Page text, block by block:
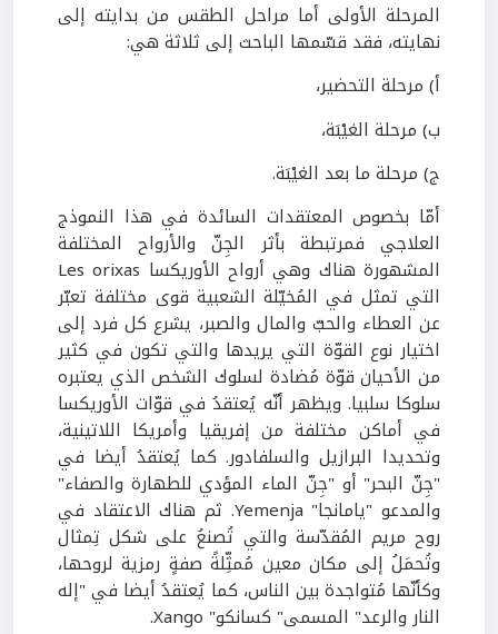
المرحلة الأولى أما مراحل الطقس من بدايته إلى
نهايته، فقد قسّمها الباحث إلى ثلاثة هي:
أ) مرحلة التحضير،
ب) مرحلة الغيْبَة،
ج) مرحلة ما بعد الغيْبَة.
أمّا بخصوص المعتقدات السائدة في هذا النموذج
العلاجي فمرتبطة بأثر الجِنّ والأرواح المختلفة
المشهورة هناك وهي أرواح الأوريكسا Les orixas
التي تمثل في المُخيّلة الشعبية قوى مختلفة تعبّر
عن العطاء والحبّ والمال والصبر، يشرع كل فرد إلى
اختيار نوع القوّة التي يريدها والتي تكون في كثير
من الأحيان قوّة مُضادة لسلوك الشخص الذي يعتبره
سلوكا سلبيا. ويظهر أنّه يُعتقدُ في قوّات الأوريكسا
في أماكن مختلفة من إفريقيا وأمريكا اللاتينية،
وتحديدا البرازيل والسلفادور. كما يُعتقدُ أيضا في
"جِنّ البحر" أو "جِنّ الماء المؤدي للطهارة والصفاء"
والمدعو "يامانجا" Yemenja. ثم هناك الاعتقاد في
روح مريم المُقدّسة والتي تُصنعُ على شكل تِمثال
وتُحمَلُ إلى مكان معين مُمثِّلةً صفةٍ رمزية لروحها،
وكأنّها مُتواجدة بين الناس، كما يُعتقدُ أيضا في "إله
النار والرعد" المسمى" كسانكو" Xango.